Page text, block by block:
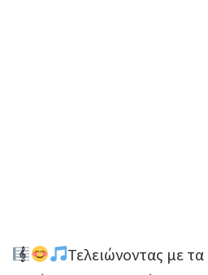
Τελειώνοντας με